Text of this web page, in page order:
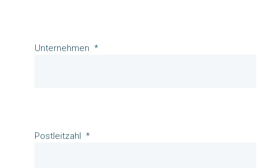
Unternehmen
Postleitzahl